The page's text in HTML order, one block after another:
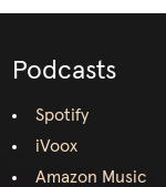
Podcasts
Spotify
iVoox
Amazon Music